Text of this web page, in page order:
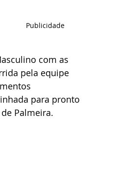
Publicidade
com as
pela equipe
para pronto
Palmeira.